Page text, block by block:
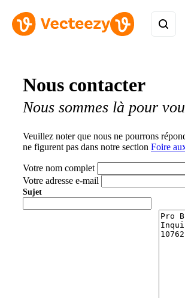
Nous contacter
Nous sommes là pour
Veuillez noter que nous ne pourrons
ne figurent pas dans notre section Foire
Votre nom complet
Votre adresse e-mail
Sujet